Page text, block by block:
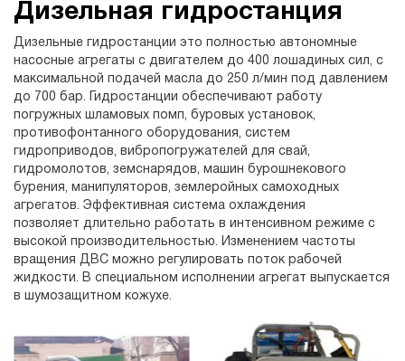
Дизельная гидростанция
Дизельные гидростанции это полностью автономные
насосные агрегаты с двигателем до 400 лошадиных сил, с
максимальной подачей масла до 250 л/мин под давлением
до 700 бар. Гидростанции обеспечивают работу
погружных шламовых помп, буровых установок,
противофонтанного оборудования, систем
гидроприводов, вибропогружателей для свай,
гидромолотов, земснарядов, машин бурошнекового
бурения, манипуляторов, землеройных самоходных
агрегатов. Эффективная система охлаждения
позволяет длительно работать в интенсивном режиме с
высокой производительностью. Изменением частоты
вращения ДВС можно регулировать поток рабочей
жидкости. В специальном исполнении агрегат выпускается
в шумозащитном кожухе.